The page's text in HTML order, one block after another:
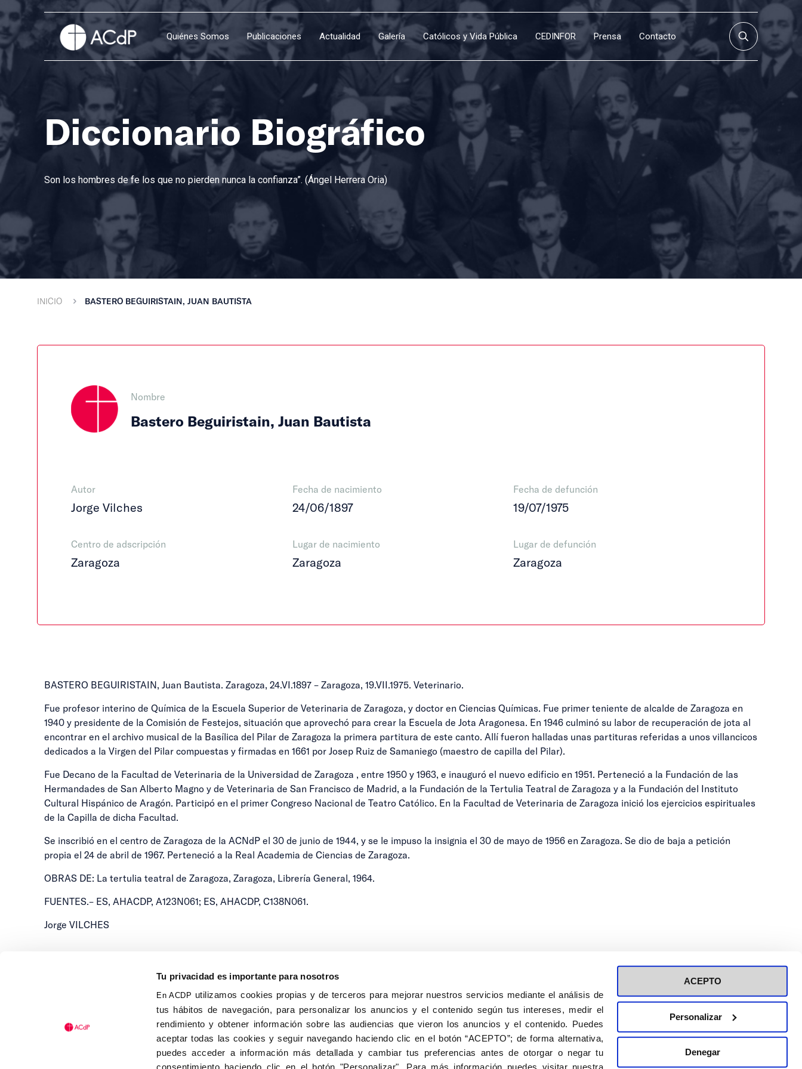
Tu privacidad es importante para nosotros
En ACDP utilizamos cookies propias y de terceros para mejorar nuestros servicios mediante el análisis de
tus hábitos de navegación, para personalizar los anuncios y el contenido según tus intereses, medir el
rendimiento y obtener información sobre las audiencias que vieron los anuncios y el contenido. Puedes
aceptar todas las cookies y seguir navegando haciendo clic en el botón “ACEPTO”; de forma alternativa,
puedes acceder a información más detallada y cambiar tus preferencias antes de otorgar o negar tu
consentimiento haciendo clic en el botón "Personalizar". Para más información puedes visitar nuestra
ACEPTO
Personalizar
Denegar
Quiénes Somos Publicaciones Actualidad Galería Católicos y Vida Pública CEDINFOR Prensa Contacto
Diccionario Biográfico
Son los hombres de fe los que no pierden nunca la confianza”. (Ángel Herrera Oria)
INICIO BASTERO BEGUIRISTAIN, JUAN BAUTISTA
Nombre
Bastero Beguiristain, Juan Bautista
Autor
Jorge Vilches
Centro de adscripción
Zaragoza
Fecha de nacimiento
24/06/1897
Lugar de nacimiento
Zaragoza
Fecha de defunción
19/07/1975
Lugar de defunción
Zaragoza
BASTERO BEGUIRISTAIN, Juan Bautista. Zaragoza, 24.VI.1897 – Zaragoza, 19.VII.1975. Veterinario.
Fue profesor interino de Química de la Escuela Superior de Veterinaria de Zaragoza, y doctor en Ciencias Químicas. Fue primer teniente de alcalde de Zaragoza en
1940 y presidente de la Comisión de Festejos, situación que aprovechó para crear la Escuela de Jota Aragonesa. En 1946 culminó su labor de recuperación de jota al
encontrar en el archivo musical de la Basílica del Pilar de Zaragoza la primera partitura de este canto. Allí fueron halladas unas partituras referidas a unos villancicos
dedicados a la Virgen del Pilar compuestas y firmadas en 1661 por Josep Ruiz de Samaniego (maestro de capilla del Pilar).
Fue Decano de la Facultad de Veterinaria de la Universidad de Zaragoza , entre 1950 y 1963, e inauguró el nuevo edificio en 1951. Perteneció a la Fundación de las
Hermandades de San Alberto Magno y de Veterinaria de San Francisco de Madrid, a la Fundación de la Tertulia Teatral de Zaragoza y a la Fundación del Instituto
Cultural Hispánico de Aragón. Participó en el primer Congreso Nacional de Teatro Católico. En la Facultad de Veterinaria de Zaragoza inició los ejercicios espirituales
de la Capilla de dicha Facultad.
Se inscribió en el centro de Zaragoza de la ACNdP el 30 de junio de 1944, y se le impuso la insignia el 30 de mayo de 1956 en Zaragoza. Se dio de baja a petición
propia el 24 de abril de 1967. Perteneció a la Real Academia de Ciencias de Zaragoza.
OBRAS DE: La tertulia teatral de Zaragoza, Zaragoza, Librería General, 1964.
FUENTES.– ES, AHACDP, A123N061; ES, AHACDP, C138N061.
Jorge VILCHES
Calle Isaac Peral, 58 C.P.: 28040, Madrid
Tel (+34) 91 456 63 27
Fax: (+34) 91 535 19 98
acdp@acdp.es
Aviso Legal Inscripción a eventos
Política de privacidad de RRSS
Política de cookies